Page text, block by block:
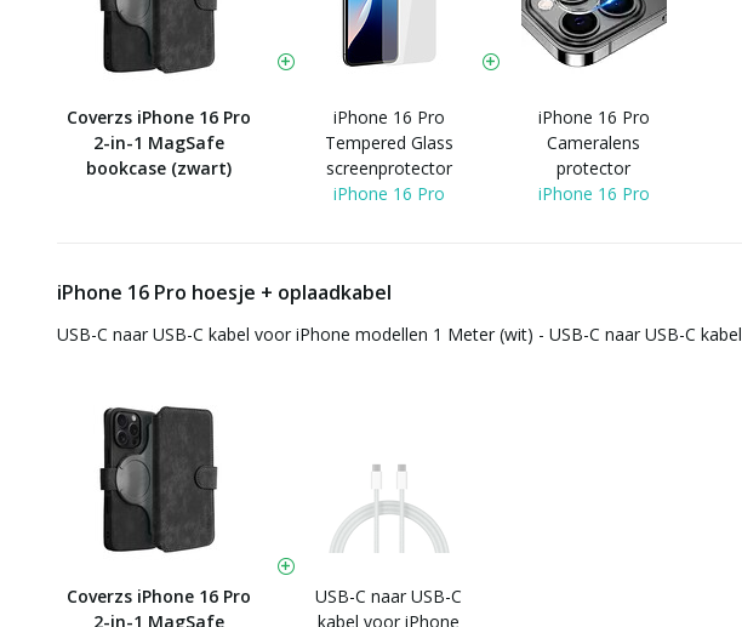
Coverzs iPhone 16 Pro
2-in-1 MagSafe
bookcase (zwart)
iPhone 16 Pro
Tempered Glass
screenprotector
iPhone 16 Pro
iPhone 16 Pro
Cameralens
protector
iPhone 16 Pro
iPhone 16 Pro hoesje + oplaadkabel
USB-C naar USB-C kabel voor iPhone modellen 1 Meter (wit) - USB-C naar USB-C kabel
Coverzs iPhone 16 Pro
2-in-1 MagSafe
USB-C naar USB-C
kabel voor iPhone